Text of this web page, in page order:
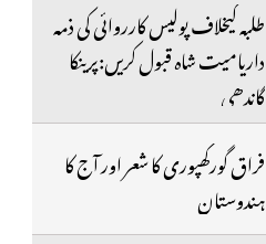
طلبہ کیخلاف پولیس کارروائی کی ذمہ
داریامیت شاہ قبول کریں:پرینکا
گاندھی
فراق گورکھپوری کا شعر اور آج کا
ہندوستان